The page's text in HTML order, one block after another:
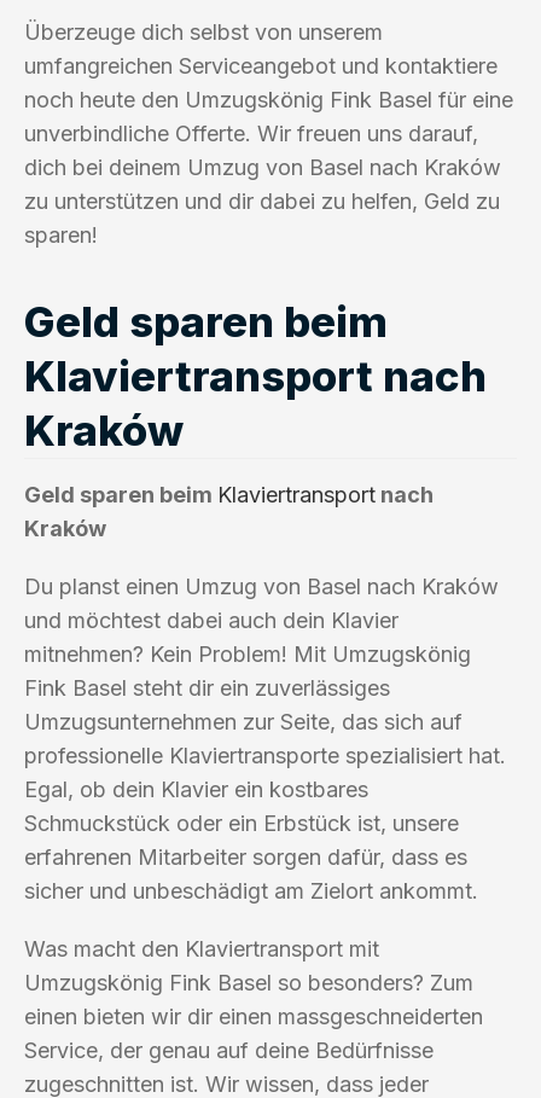
Überzeuge dich selbst von unserem
umfangreichen Serviceangebot und kontaktiere
noch heute den Umzugskönig Fink Basel für eine
unverbindliche Offerte. Wir freuen uns darauf,
dich bei deinem Umzug von Basel nach Kraków
zu unterstützen und dir dabei zu helfen, Geld zu
sparen!
Geld sparen beim
Klaviertransport nach
Kraków
Geld sparen beim Klaviertransport nach
Kraków
Du planst einen Umzug von Basel nach Kraków
und möchtest dabei auch dein Klavier
mitnehmen? Kein Problem! Mit Umzugskönig
Fink Basel steht dir ein zuverlässiges
Umzugsunternehmen zur Seite, das sich auf
professionelle Klaviertransporte spezialisiert hat.
Egal, ob dein Klavier ein kostbares
Schmuckstück oder ein Erbstück ist, unsere
erfahrenen Mitarbeiter sorgen dafür, dass es
sicher und unbeschädigt am Zielort ankommt.
Was macht den Klaviertransport mit
Umzugskönig Fink Basel so besonders? Zum
einen bieten wir dir einen massgeschneiderten
Service, der genau auf deine Bedürfnisse
zugeschnitten ist. Wir wissen, dass jeder